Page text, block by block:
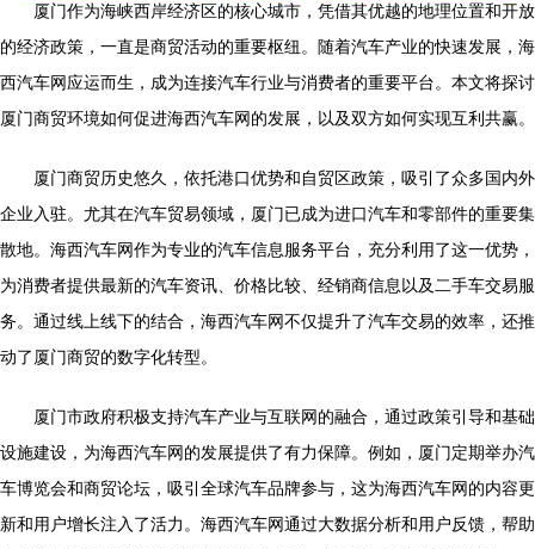
厦门作为海峡西岸经济区的核心城市，凭借其优越的地理位置和开放
的经济政策，一直是商贸活动的重要枢纽。随着汽车产业的快速发展，海
西汽车网应运而生，成为连接汽车行业与消费者的重要平台。本文将探讨
厦门商贸环境如何促进海西汽车网的发展，以及双方如何实现互利共赢。
厦门商贸历史悠久，依托港口优势和自贸区政策，吸引了众多国内外
企业入驻。尤其在汽车贸易领域，厦门已成为进口汽车和零部件的重要集
散地。海西汽车网作为专业的汽车信息服务平台，充分利用了这一优势，
为消费者提供最新的汽车资讯、价格比较、经销商信息以及二手车交易服
务。通过线上线下的结合，海西汽车网不仅提升了汽车交易的效率，还推
动了厦门商贸的数字化转型。
厦门市政府积极支持汽车产业与互联网的融合，通过政策引导和基础
设施建设，为海西汽车网的发展提供了有力保障。例如，厦门定期举办汽
车博览会和商贸论坛，吸引全球汽车品牌参与，这为海西汽车网的内容更
新和用户增长注入了活力。海西汽车网通过大数据分析和用户反馈，帮助